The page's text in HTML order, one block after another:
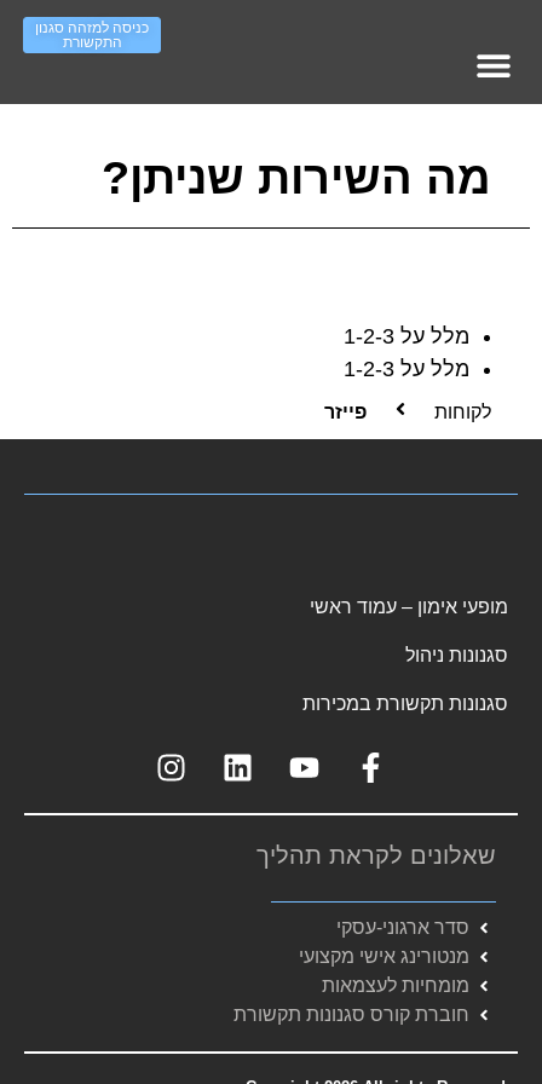
כניסה למזהה סגנון
התקשורת
מה השירות שניתן?
מלל על 1-2-3
מלל על 1-2-3
לקוחות פייזר
מופעי אימון – עמוד ראשי
סגנונות ניהול
סגנונות תקשורת במכירות
שאלונים לקראת תהליך
סדר ארגוני-עסקי
מנטורינג אישי מקצועי
מומחיות לעצמאות
חוברת קורס סגנונות תקשורת